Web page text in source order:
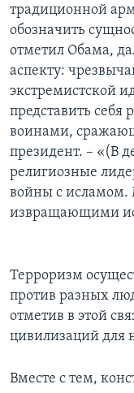
традиционной
обозначить
отметил Обама,
аспекту:
экстремистской
представить
воинами,
президент. – «(В
религиозные
войны с
извращающими
Терроризм
против разных
отметив в этой
цивилизаций для
Вместе с тем,